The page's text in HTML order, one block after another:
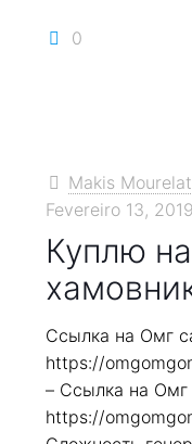
0
Makis
Fevereiro 13, 2019
Куплю
Ссылка на Омг
https://
– Ссылка на Омг
https://